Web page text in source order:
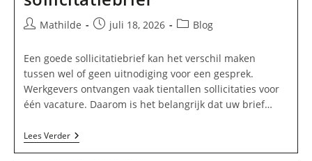
BerichtMathilde
Bericht
op:
juli 18, 2026 Berichtcategorie:
Blog
Een goede sollicitatiebrief kan het verschil maken
tussen wel of geen uitnodiging voor een gesprek.
Werkgevers ontvangen vaak tientallen sollicitaties voor
één vacature. Daarom is het belangrijk dat uw brief…
Lees VerderSollicitatiebrief
Voorbeeld: